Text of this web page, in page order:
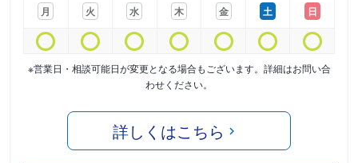
月
火
水
木
金
土
日
※営業日・相談可能日が変更となる場合もございます。詳細はお問い合
わせください。
詳しくはこちら